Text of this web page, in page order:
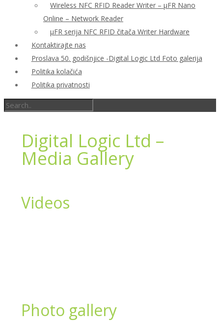
Wireless NFC RFID Reader Writer – μFR Nano
Online – Network Reader
μFR serija NFC RFID čitača Writer Hardware
Kontaktirajte nas
Proslava 50. godišnjice -Digital Logic Ltd Foto galerija
Politika kolačića
Politika privatnosti
Digital Logic Ltd –
Media Gallery
Videos
Photo gallery